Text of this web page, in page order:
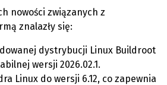
nowości związanych z
znalazły się:
dystrybucji Linux Buildroot
wersji 2026.02.1.
Linux do wersji 6.12, co zapewnia